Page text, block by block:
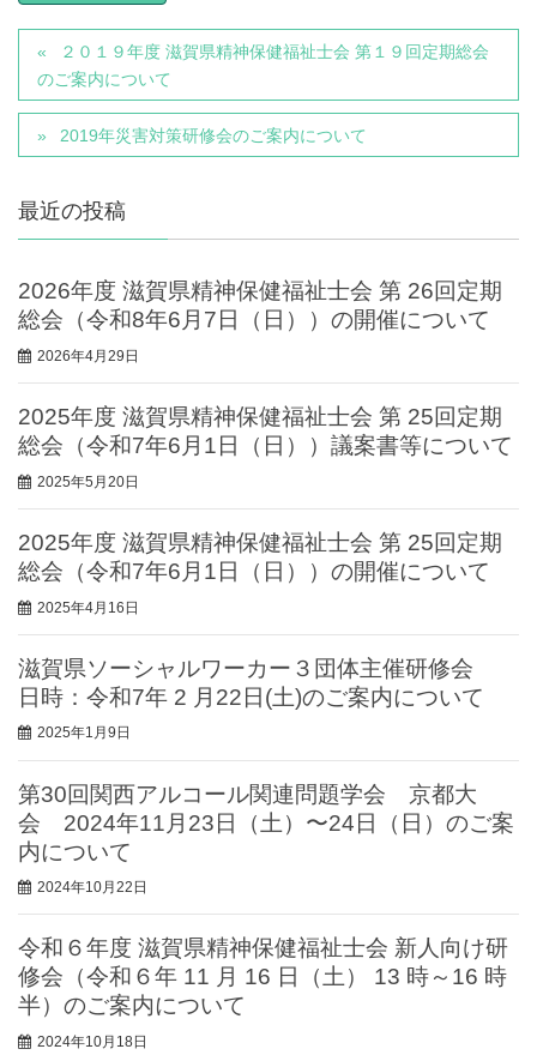
２０１９年度 滋賀県精神保健福祉士会 第１９回定期総会
のご案内について
2019年災害対策研修会のご案内について
最近の投稿
2026年度 滋賀県精神保健福祉士会 第 26回定期
総会（令和8年6月7日（日））の開催について
2026年4月29日
2025年度 滋賀県精神保健福祉士会 第 25回定期
総会（令和7年6月1日（日））議案書等について
2025年5月20日
2025年度 滋賀県精神保健福祉士会 第 25回定期
総会（令和7年6月1日（日））の開催について
2025年4月16日
滋賀県ソーシャルワーカー３団体主催研修会
日時：令和7年 2 ⽉22⽇(⼟)のご案内について
2025年1月9日
第30回関西アルコール関連問題学会 京都大
会 2024年11月23日（土）〜24日（日）のご案
内について
2024年10月22日
令和６年度 滋賀県精神保健福祉士会 新人向け研
修会（令和６年 11 月 16 日（土） 13 時～16 時
半）のご案内について
2024年10月18日